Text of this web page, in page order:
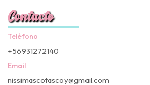
Contacto
Teléfono
+56931272140
Email
nissimascotascoy@gmail.com